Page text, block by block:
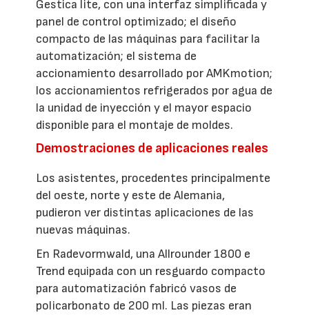
Gestica lite, con una interfaz simplificada y
panel de control optimizado; el diseño
compacto de las máquinas para facilitar la
automatización; el sistema de
accionamiento desarrollado por AMKmotion;
los accionamientos refrigerados por agua de
la unidad de inyección y el mayor espacio
disponible para el montaje de moldes.
Demostraciones de aplicaciones reales
Los asistentes, procedentes principalmente
del oeste, norte y este de Alemania,
pudieron ver distintas aplicaciones de las
nuevas máquinas.
En Radevormwald, una Allrounder 1800 e
Trend equipada con un resguardo compacto
para automatización fabricó vasos de
policarbonato de 200 ml. Las piezas eran